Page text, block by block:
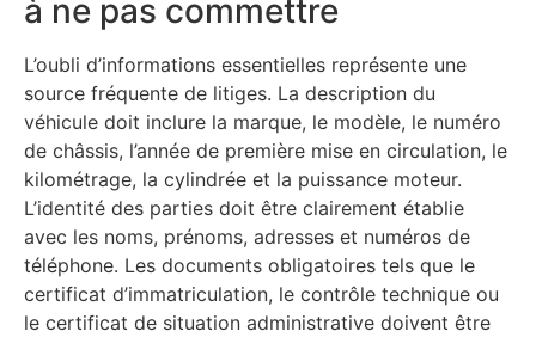
à ne pas commettre
L’oubli d’informations essentielles représente une
source fréquente de litiges. La description du
véhicule doit inclure la marque, le modèle, le numéro
de châssis, l’année de première mise en circulation, le
kilométrage, la cylindrée et la puissance moteur.
L’identité des parties doit être clairement établie
avec les noms, prénoms, adresses et numéros de
téléphone. Les documents obligatoires tels que le
certificat d’immatriculation, le contrôle technique ou
le certificat de situation administrative doivent être